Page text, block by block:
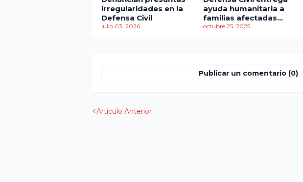
irregularidades en la
Defensa Civil
julio 03, 2026
ayuda humanitaria a
familias afectadas
por el huracán
octubre 25, 2025
Publicar un comentario (0)
Artículo Anterior